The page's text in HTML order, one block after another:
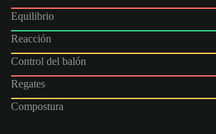
Equilibrio
Reacción
Control del balón
Regates
Compostura